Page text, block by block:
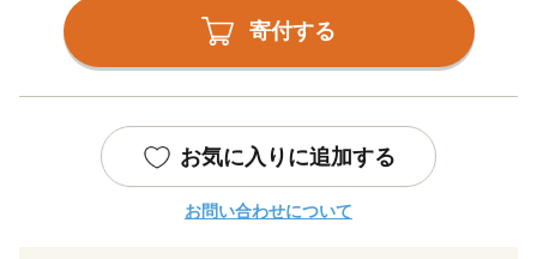
寄付する
お気に入りに追加する
お問い合わせについて